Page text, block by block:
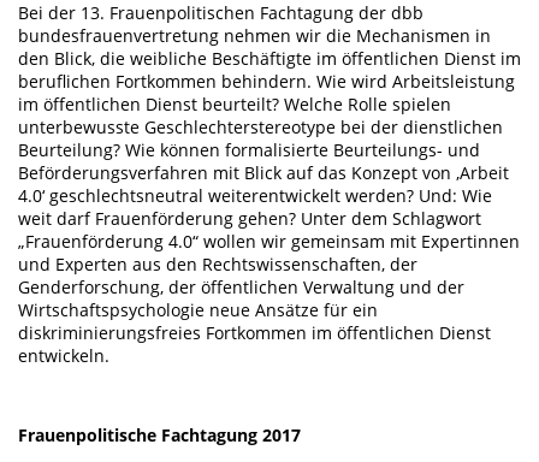
Bei der 13. Frauenpolitischen Fachtagung der dbb
bundesfrauenvertretung nehmen wir die Mechanismen in
den Blick, die weibliche Beschäftigte im öffentlichen Dienst im
beruflichen Fortkommen behindern. Wie wird Arbeitsleistung
im öffentlichen Dienst beurteilt? Welche Rolle spielen
unterbewusste Geschlechterstereotype bei der dienstlichen
Beurteilung? Wie können formalisierte Beurteilungs- und
Beförderungsverfahren mit Blick auf das Konzept von ‚Arbeit
4.0‘ geschlechtsneutral weiterentwickelt werden? Und: Wie
weit darf Frauenförderung gehen? Unter dem Schlagwort
„Frauenförderung 4.0“ wollen wir gemeinsam mit Expertinnen
und Experten aus den Rechtswissenschaften, der
Genderforschung, der öffentlichen Verwaltung und der
Wirtschaftspsychologie neue Ansätze für ein
diskriminierungsfreies Fortkommen im öffentlichen Dienst
entwickeln.
Frauenpolitische Fachtagung 2017